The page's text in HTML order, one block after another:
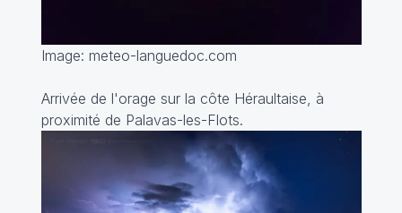
Image: meteo-languedoc.com
Arrivée de l'orage sur la côte Héraultaise, à
proximité de Palavas-les-Flots.